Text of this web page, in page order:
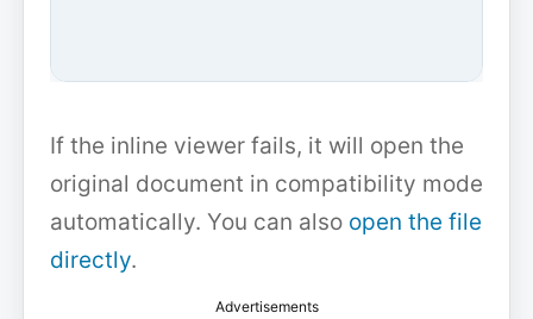
If the inline viewer fails, it will open the
original document in compatibility mode
automatically. You can also open the file
directly.
Advertisements